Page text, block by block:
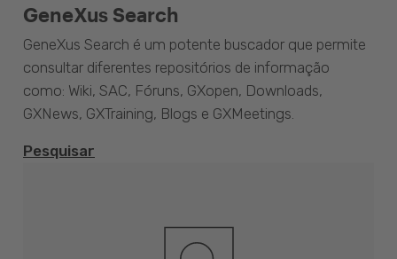
GeneXus Search
GeneXus Search é um potente buscador que permite
consultar diferentes repositórios de informação
como: Wiki, SAC, Fóruns, GXopen, Downloads,
GXNews, GXTraining, Blogs e GXMeetings.
Pesquisar